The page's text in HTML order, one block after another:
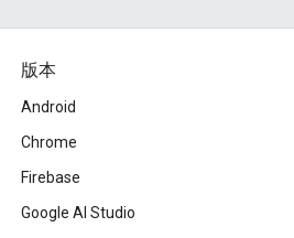
版本
Android
Chrome
Firebase
Google AI Studio